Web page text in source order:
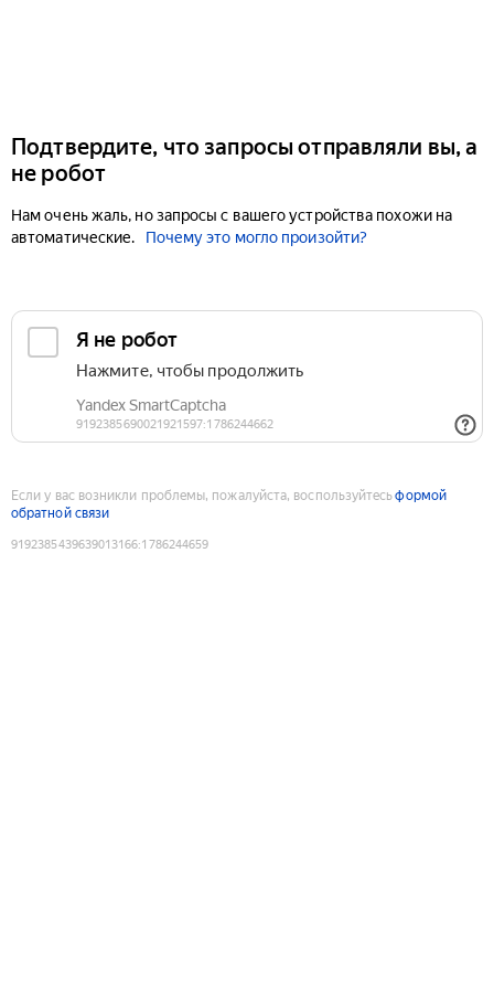
Подтвердите, что запросы отправляли вы, а
не робот
Нам очень жаль, но запросы с вашего устройства похожи на
автоматические.
Почему это могло произойти?
Если у вас возникли проблемы, пожалуйста, воспользуйтесьформой
обратной связи
9192385439639013166:1786244659